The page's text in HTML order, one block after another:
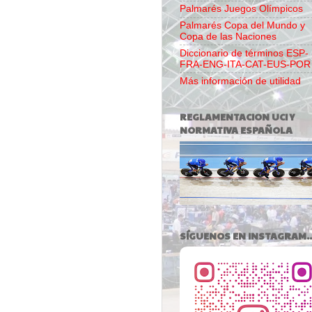
Palmarés Juegos Olímpicos
Palmarés Copa del Mundo y
Copa de las Naciones
Diccionario de términos ESP-
FRA-ENG-ITA-CAT-EUS-POR
Más información de utilidad
REGLAMENTACION UCI Y
NORMATIVA ESPAÑOLA
SÍGUENOS EN